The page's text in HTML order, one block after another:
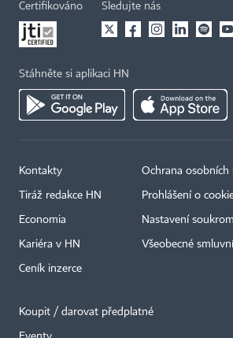
Certifikováno Sledujte nás
Stáhněte si aplikaci HN
Kontakty
Tiráž redakce HN
Economia
Kariéra v HN
Ceník inzerce
Ochrana osobních
Prohlášení o
Nastavení
Všeobecné
Koupit / darovat předplatné